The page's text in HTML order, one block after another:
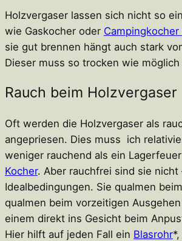
Holzvergaser lassen sich nicht so
wie Gaskocher oder
sie gut brennen hängt auch stark
Dieser muss so trocken wie möglich
Rauch beim Holzvergaser
Oft werden die Holzvergaser als
angepriesen. Dies muss ich
weniger rauchend als ein
Kocher. Aber rauchfrei sind sie nicht
Idealbedingungen. Sie qualmen
qualmen beim vorzeitigen
einem direkt ins Gesicht beim
Hier hilft auf jeden Fall ein Blasrohr